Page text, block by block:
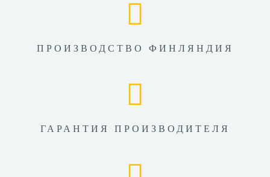
ПРОИЗВОДСТВО ФИНЛЯНДИЯ
ГАРАНТИЯ ПРОИЗВОДИТЕЛЯ